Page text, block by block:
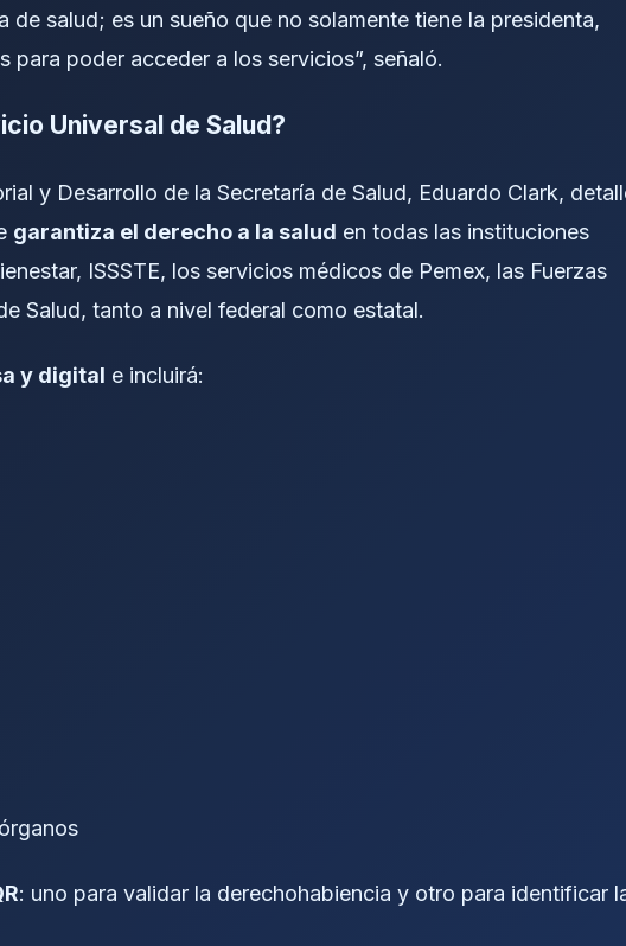
de salud; es un sueño que no solamente tiene la presidenta,
para poder acceder a los servicios”, señaló.
Universal de Salud?
y Desarrollo de la Secretaría de Salud, Eduardo Clark,
garantiza el derecho a la salud en todas las instituciones
ISSSTE, los servicios médicos de Pemex, las Fuerzas
Salud, tanto a nivel federal como estatal.
y digital e incluirá:
: uno para validar la derechohabiencia y otro para identificar